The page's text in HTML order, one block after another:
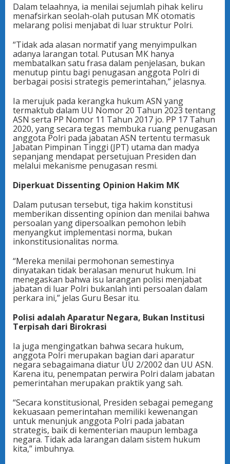
Dalam telaahnya, ia menilai sejumlah pihak keliru
menafsirkan seolah-olah putusan MK otomatis
melarang polisi menjabat di luar struktur Polri.
“Tidak ada alasan normatif yang menyimpulkan
adanya larangan total. Putusan MK hanya
membatalkan satu frasa dalam penjelasan, bukan
menutup pintu bagi penugasan anggota Polri di
berbagai posisi strategis pemerintahan,” jelasnya.
Ia merujuk pada kerangka hukum ASN yang
termaktub dalam UU Nomor 20 Tahun 2023 tentang
ASN serta PP Nomor 11 Tahun 2017 jo. PP 17 Tahun
2020, yang secara tegas membuka ruang penugasan
anggota Polri pada jabatan ASN tertentu termasuk
Jabatan Pimpinan Tinggi (JPT) utama dan madya
sepanjang mendapat persetujuan Presiden dan
melalui mekanisme penugasan resmi.
Diperkuat Dissenting Opinion Hakim MK
Dalam putusan tersebut, tiga hakim konstitusi
memberikan dissenting opinion dan menilai bahwa
persoalan yang dipersoalkan pemohon lebih
menyangkut implementasi norma, bukan
inkonstitusionalitas norma.
“Mereka menilai permohonan semestinya
dinyatakan tidak beralasan menurut hukum. Ini
menegaskan bahwa isu larangan polisi menjabat
jabatan di luar Polri bukanlah inti persoalan dalam
perkara ini,” jelas Guru Besar itu.
Polisi adalah Aparatur Negara, Bukan Institusi
Terpisah dari Birokrasi
Ia juga mengingatkan bahwa secara hukum,
anggota Polri merupakan bagian dari aparatur
negara sebagaimana diatur UU 2/2002 dan UU ASN.
Karena itu, penempatan perwira Polri dalam jabatan
pemerintahan merupakan praktik yang sah.
“Secara konstitusional, Presiden sebagai pemegang
kekuasaan pemerintahan memiliki kewenangan
untuk menunjuk anggota Polri pada jabatan
strategis, baik di kementerian maupun lembaga
negara. Tidak ada larangan dalam sistem hukum
kita,” imbuhnya.